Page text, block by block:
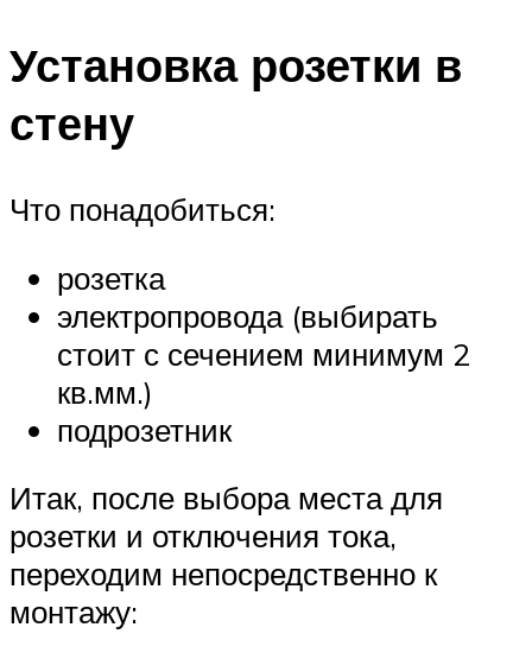
Установка розетки в
стену
Что понадобиться:
розетка
электропровода (выбирать
стоит с сечением минимум 2
кв.мм.)
подрозетник
Итак, после выбора места для
розетки и отключения тока,
переходим непосредственно к
монтажу: